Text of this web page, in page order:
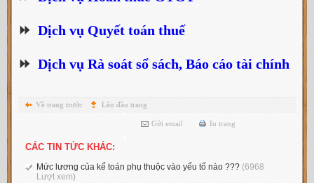
⏩ Dịch vụ Quyết toán thuế
⏩ Dịch vụ Rà soát sổ sách, Báo cáo tài chính
Về trang trước Lên đầu trang
Gửi email In trang
CÁC TIN TỨC KHÁC:
Mức lương của kế toán phụ thuộc vào yếu tố nào ??? (6968
Lượt xem)